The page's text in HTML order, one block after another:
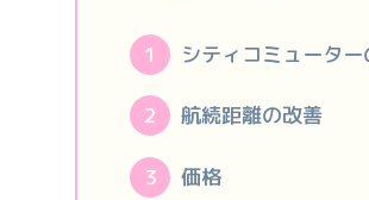
シティコミューター
航続距離の改善
価格